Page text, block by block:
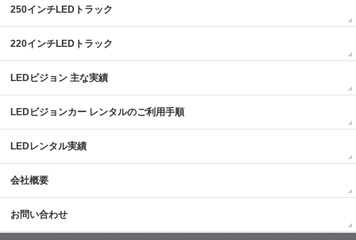
250インチLEDトラック
220インチLEDトラック
LEDビジョン 主な実績
LEDビジョンカー レンタルのご利用手順
LEDレンタル実績
会社概要
お問い合わせ